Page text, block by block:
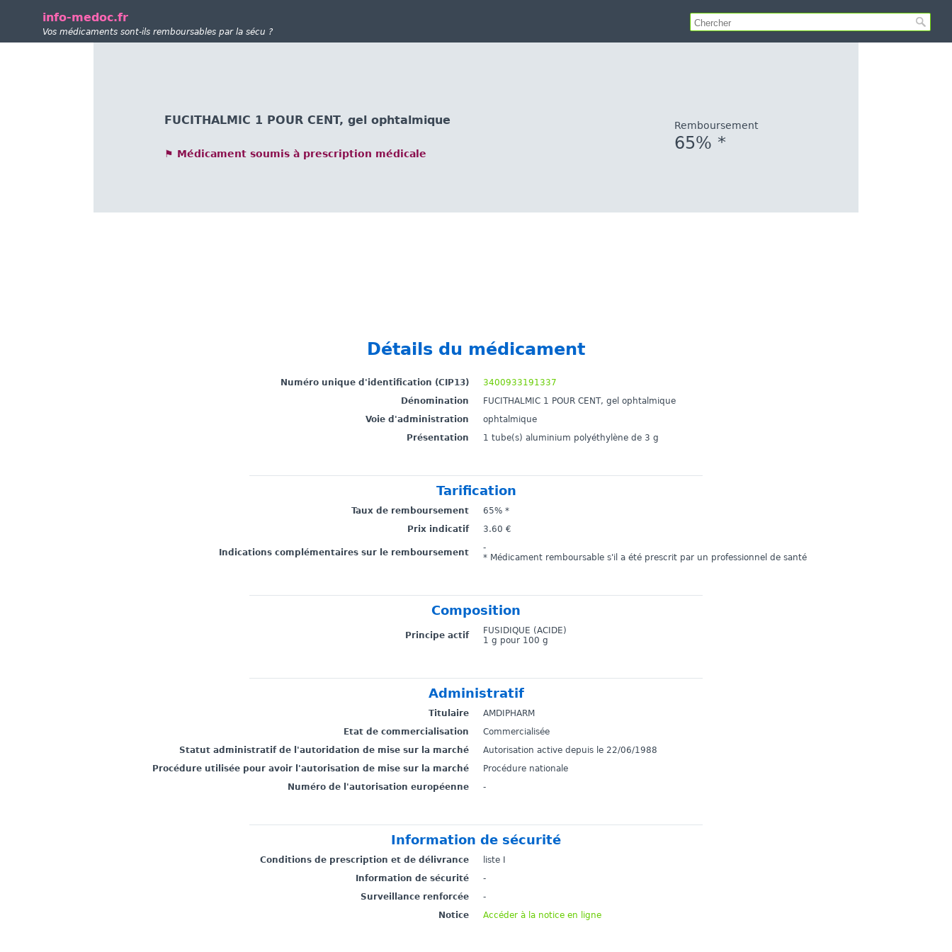
info-medoc.fr
Vos médicaments sont-ils remboursables par la sécu ?
FUCITHALMIC 1 POUR CENT, gel ophtalmique
⚑ Médicament soumis à prescription médicale
Remboursement
65% *
Détails du médicament
Numéro unique d'identification (CIP13)
3400933191337
Dénomination
FUCITHALMIC 1 POUR CENT, gel ophtalmique
Voie d'administration
ophtalmique
Présentation
1 tube(s) aluminium polyéthylène de 3 g
Tarification
Taux de remboursement
65% *
Prix indicatif
3.60 €
Indications complémentaires sur le remboursement
-
* Médicament remboursable s'il a été prescrit par un professionnel de santé
Composition
Principe actif
FUSIDIQUE (ACIDE)
1 g pour 100 g
Administratif
Titulaire
AMDIPHARM
Etat de commercialisation
Commercialisée
Statut administratif de l'autoridation de mise sur la marché
Autorisation active depuis le 22/06/1988
Procédure utilisée pour avoir l'autorisation de mise sur la marché
Procédure nationale
Numéro de l'autorisation européenne
-
Information de sécurité
Conditions de prescription et de délivrance
liste I
Information de sécurité
-
Surveillance renforcée
-
Notice
Accéder à la notice en ligne